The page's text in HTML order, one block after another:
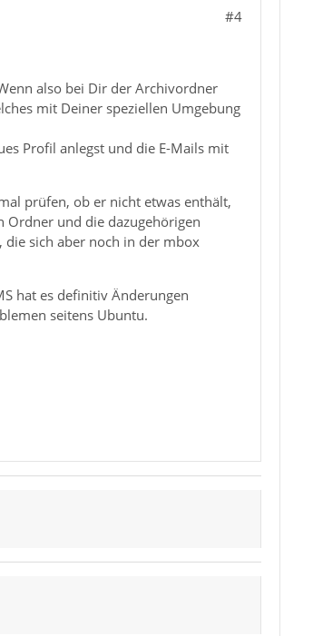
#4
also bei Dir der Archivordner
mit Deiner speziellen Umgebung
Profil anlegst und die E-Mails mit
prüfen, ob er nicht etwas enthält,
Ordner und die dazugehörigen
die sich aber noch in der mbox
hat es definitiv Änderungen
seitens Ubuntu.